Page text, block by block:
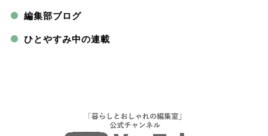
編集部ブログ
ひとやすみ中の連載